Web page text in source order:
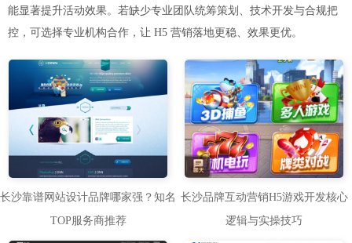
能显著提升活动效果。若缺少专业团队统筹策划、技术开发与合规把
控，可选择专业机构合作，让 H5 营销落地更稳、效果更优。
长沙靠谱网站设计品牌哪家强？知名
TOP服务商推荐
长沙品牌互动营销H5游戏开发核心
逻辑与实操技巧